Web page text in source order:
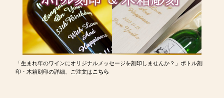
「生まれ年のワインにオリジナルメッセージを刻印しませんか？」ボトル刻
印・木箱刻印の詳細、ご注文はこちら